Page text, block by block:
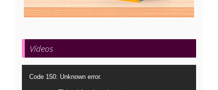
Vídeos
Tocador
Code 150: Unknown error.